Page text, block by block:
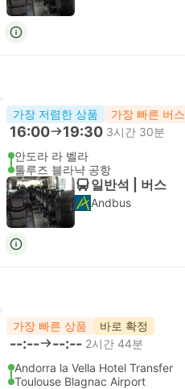
가장 저렴한 상품 가장 빠른 버스
16:00 19:30 3시간 30분
안도라 라 벨라
툴루즈 블라냑 공항
일반석 | 버스
Andbus
가장 빠른 상품 바로 확정
--:-- --:-- 2시간 44분
Andorra la Vella Hotel Transfer
Toulouse Blagnac Airport